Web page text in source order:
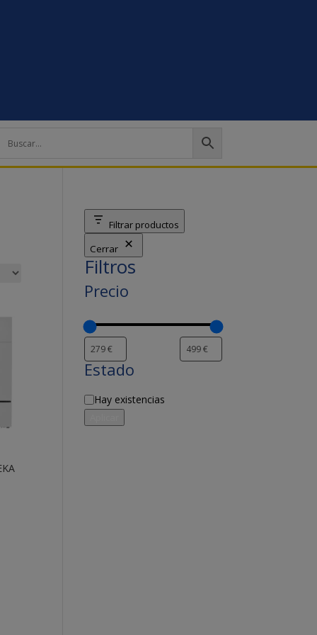
Filtrar productos
Cerrar
Filtros
Precio
Estado
Disponibilidad
Hay existencias